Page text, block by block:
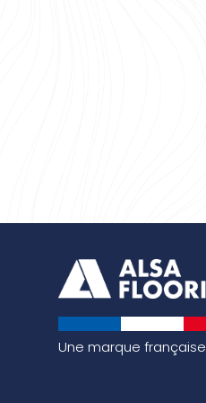
Une marque française